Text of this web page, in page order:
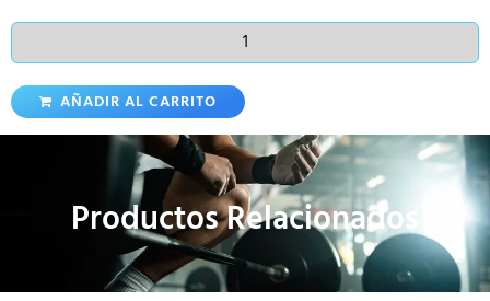
AÑADIR AL CARRITO
Productos Relacionados